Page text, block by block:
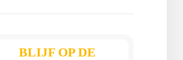
BLIJF OP DE